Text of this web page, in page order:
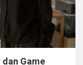
dan Game